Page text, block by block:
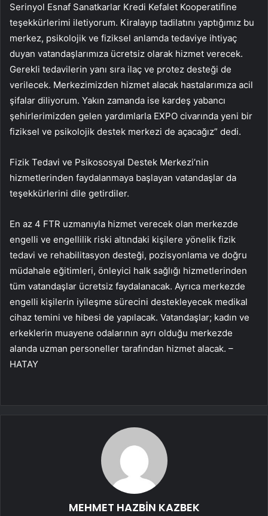
Serinyol Esnaf Sanatkarlar Kredi Kefalet Kooperatifine
teşekkürlerimi iletiyorum. Kiralayıp tadilatını yaptığımız bu
merkez, psikolojik ve fiziksel anlamda tedaviye ihtiyaç
duyan vatandaşlarımıza ücretsiz olarak hizmet verecek.
Gerekli tedavilerin yanı sıra ilaç ve protez desteği de
verilecek. Merkezimizden hizmet alacak hastalarımıza acil
şifalar diliyorum. Yakın zamanda ise kardeş yabancı
şehirlerimizden gelen yardımlarla EXPO civarında yeni bir
fiziksel ve psikolojik destek merkezi de açacağız” dedi.
Fizik Tedavi ve Psikososyal Destek Merkezi’nin
hizmetlerinden faydalanmaya başlayan vatandaşlar da
teşekkürlerini dile getirdiler.
En az 4 FTR uzmanıyla hizmet verecek olan merkezde
engelli ve engellilik riski altındaki kişilere yönelik fizik
tedavi ve rehabilitasyon desteği, pozisyonlama ve doğru
müdahale eğitimleri, önleyici halk sağlığı hizmetlerinden
tüm vatandaşlar ücretsiz faydalanacak. Ayrıca merkezde
engelli kişilerin iyileşme sürecini destekleyecek medikal
cihaz temini ve hibesi de yapılacak. Vatandaşlar; kadın ve
erkeklerin muayene odalarının ayrı olduğu merkezde
alanda uzman personeller tarafından hizmet alacak. –
HATAY
MEHMET HAZBİN KAZBEK